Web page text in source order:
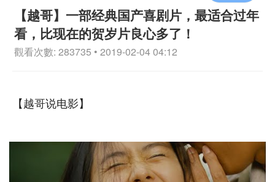
【越哥】一部经典国产喜剧片，最适合过年
看，比现在的贺岁片良心多了！
觀看次數: 283735 • 2019-02-04 04:12
【越哥说电影】